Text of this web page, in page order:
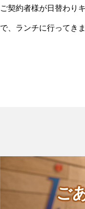
ご契約者様が日替わり
で、ランチに行ってき
ご